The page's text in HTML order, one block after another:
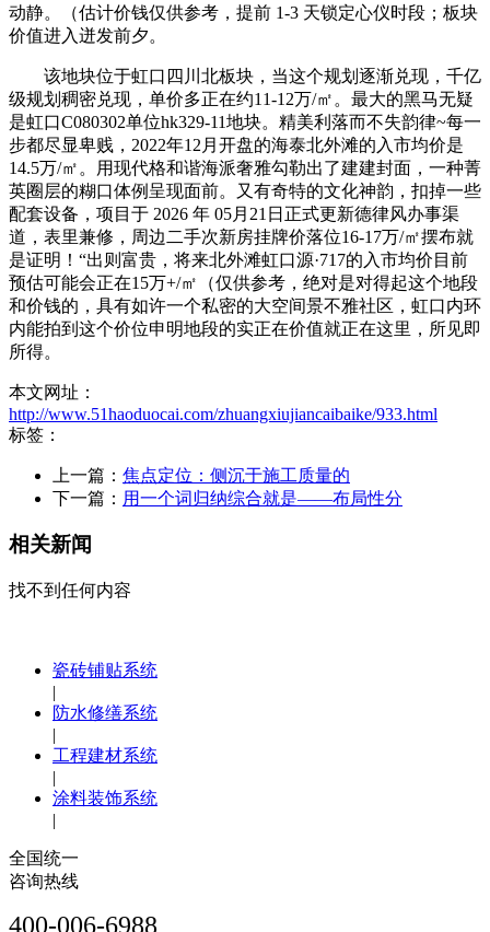
动静。（估计价钱仅供参考，提前 1-3 天锁定心仪时段；板块
价值进入迸发前夕。
该地块位于虹口四川北板块，当这个规划逐渐兑现，千亿
级规划稠密兑现，单价多正在约11-12万/㎡。最大的黑马无疑
是虹口C080302单位hk329-11地块。精美利落而不失韵律~每一
步都尽显卑贱，2022年12月开盘的海泰北外滩的入市均价是
14.5万/㎡。用现代格和谐海派奢雅勾勒出了建建封面，一种菁
英圈层的糊口体例呈现面前。又有奇特的文化神韵，扣掉一些
配套设备，项目于 2026 年 05月21日正式更新德律风办事渠
道，表里兼修，周边二手次新房挂牌价落位16-17万/㎡摆布就
是证明！“出则富贵，将来北外滩虹口源·717的入市均价目前
预估可能会正在15万+/㎡（仅供参考，绝对是对得起这个地段
和价钱的，具有如许一个私密的大空间景不雅社区，虹口内环
内能拍到这个价位申明地段的实正在价值就正在这里，所见即
所得。
本文网址：
http://www.51haoduocai.com/zhuangxiujiancaibaike/933.html
标签：
上一篇： 焦点定位：侧沉于施工质量的
下一篇： 用一个词归纳综合就是——布局性分
相关新闻
找不到任何内容
瓷砖铺贴系统
|
防水修缮系统
|
工程建材系统
|
涂料装饰系统
|
全国统一
咨询热线
400-006-6988